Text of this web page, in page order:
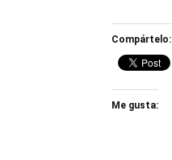
Compártelo:
Me gusta: